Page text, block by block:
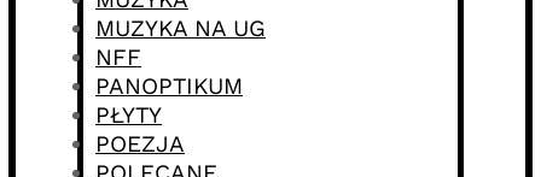
MUZYKA NA UG
NFF
PANOPTIKUM
PŁYTY
POEZJA